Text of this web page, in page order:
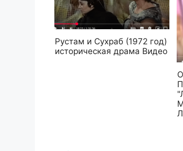
Рустам и Сухраб (1972 год)
историческая драма Видео